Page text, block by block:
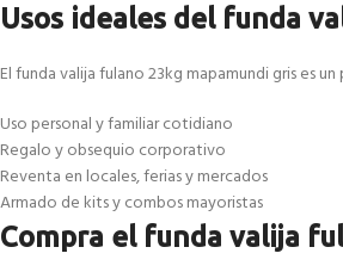
Usos ideales del funda
El funda valija fulano 23kg mapamundi gris es
Uso personal y familiar cotidiano
Regalo y obsequio corporativo
Reventa en locales, ferias y mercados
Armado de kits y combos mayoristas
Compra el funda valija